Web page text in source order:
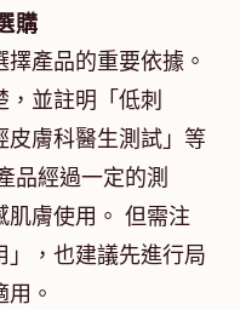
購
產品的重要依據。
並註明「低刺
皮膚科醫生測試」等
品經過一定的測
肌膚使用。 但需注
，也建議先進行局
。